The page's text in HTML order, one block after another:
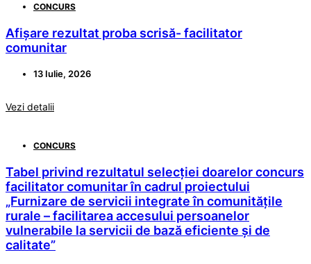
CONCURS
Afișare rezultat proba scrisă- facilitator
comunitar
13 Iulie, 2026
Vezi detalii
CONCURS
Tabel privind rezultatul selecției doarelor concurs
facilitator comunitar în cadrul proiectului
„Furnizare de servicii integrate în comunitățile
rurale – facilitarea accesului persoanelor
vulnerabile la servicii de bază eficiente și de
calitate”